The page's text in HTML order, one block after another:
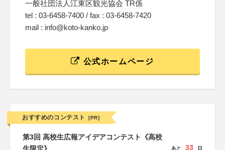
一般社団法人江東区観光協会 TR係
tel : 03-6458-7400 / fax : 03-6458-7420
mail : info@koto-kanko.jp
公式ホームページ
おすすめのコンテスト [PR]
第3回 高校生広報アイデアコンテスト《高校
あと 33 日